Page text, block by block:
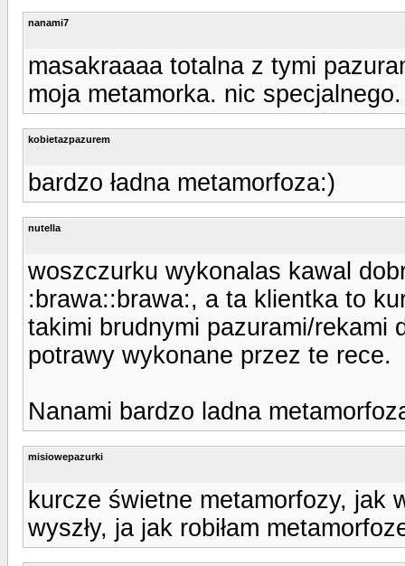
nanami7
masakraaaa totalna z tymi
moja metamorka. nic specjalnego.
kobietazpazurem
bardzo ładna metamorfoza:)
nutella
woszczurku wykonalas kawal
:brawa::brawa:, a ta klientka to
takimi brudnymi pazurami/rekami
potrawy wykonane przez te rece.
Nanami bardzo ladna
misiowepazurki
kurcze świetne metamorfozy, jak
wyszły, ja jak robiłam